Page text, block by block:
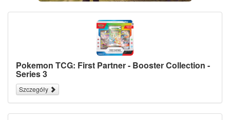
Pokemon TCG: First Partner - Booster Collection -
Series 3
Szczegóły